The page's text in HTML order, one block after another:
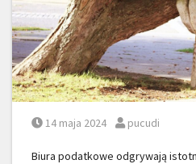
Posted on
14 maja 2024 Posted by
pucudi
Biura podatkowe odgrywają